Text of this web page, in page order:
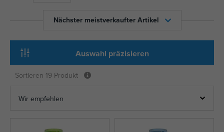
Nächster meistverkaufter Artikel
Auswahl präzisieren
Sortieren 19 Produkt